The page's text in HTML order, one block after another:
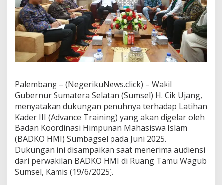
I
S
u
m
b
a
g
e
l
W
j
u
d
k
a
n
P
Palembang – (NegerikuNews.click) – Wakil
Gubernur Sumatera Selatan (Sumsel) H. Cik Ujang,
menyatakan dukungan penuhnya terhadap Latihan
Kader III (Advance Training) yang akan digelar oleh
Badan Koordinasi Himpunan Mahasiswa Islam
(BADKO HMI) Sumbagsel pada Juni 2025.
Dukungan ini disampaikan saat menerima audiensi
dari perwakilan BADKO HMI di Ruang Tamu Wagub
Sumsel, Kamis (19/6/2025).